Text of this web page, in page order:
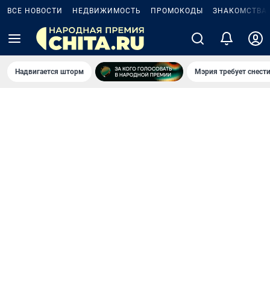
ВСЕ НОВОСТИ НЕДВИЖИМОСТЬ ПРОМОКОДЫ ЗНАКОМСТВА
Надвигается шторм Мэрия требует